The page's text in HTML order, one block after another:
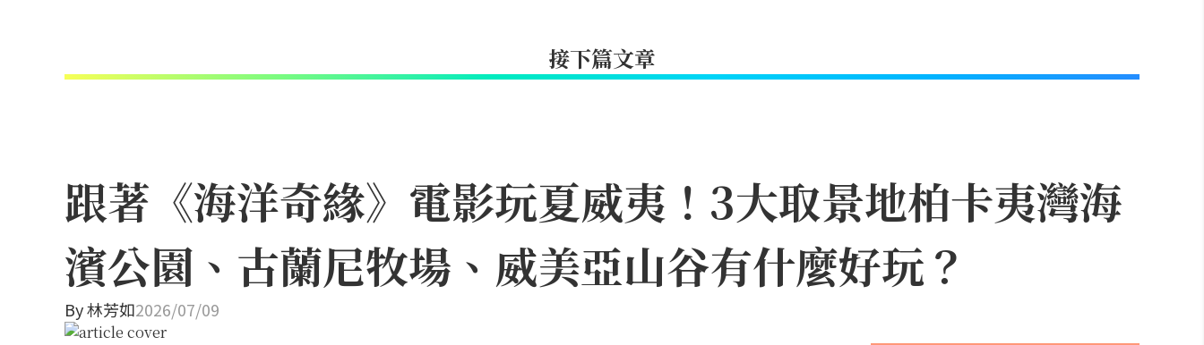
接下篇文章
跟著《海洋奇緣》電影玩夏威夷！3大取景地柏卡夷灣海
濱公園、古蘭尼牧場、威美亞山谷有什麼好玩？
By林芳如2026/07/09